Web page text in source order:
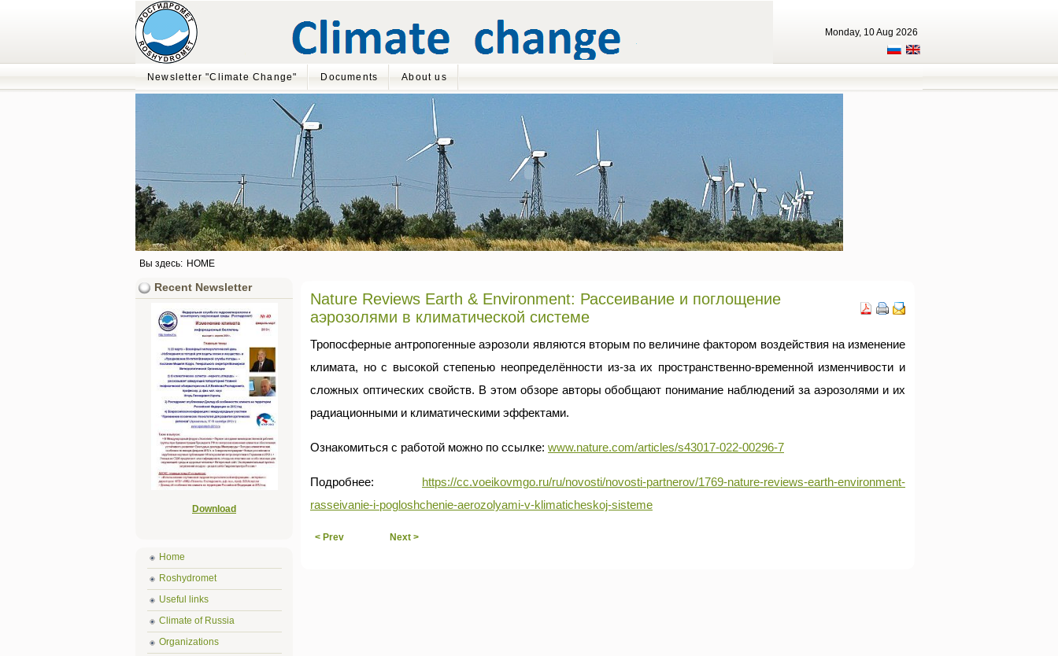
Monday, 10 Aug 2026
Newsletter "Climate Change" Documents About us
Вы здесь: HOME
Nature Reviews Earth & Environment: Рассеивание и поглощение
аэрозолями в климатической системе
Тропосферные антропогенные аэрозоли являются вторым по величине фактором воздействия на изменение
климата, но с высокой степенью неопределённости из-за их пространственно-временной изменчивости и
сложных оптических свойств. В этом обзоре авторы обобщают понимание наблюдений за аэрозолями и их
радиационными и климатическими эффектами.
Ознакомиться с работой можно по ссылке: www.nature.com/articles/s43017-022-00296-7
Подробнее:
https://cc.voeikovmgo.ru/ru/novosti/novosti-partnerov/1769-nature-reviews-earth-environment-
rasseivanie-i-pogloshchenie-aerozolyami-v-klimaticheskoj-sisteme
< Prev Next >
Recent Newsletter
Download
Home
Roshydromet
Useful links
Climate of Russia
Organizations